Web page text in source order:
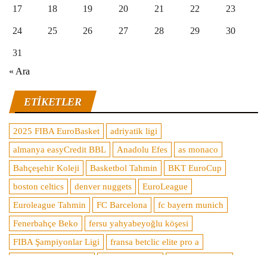
17 18 19 20 21 22 23
24 25 26 27 28 29 30
31
« Ara
ETIKETLER
2025 FIBA EuroBasket
adriyatik ligi
almanya easyCredit BBL
Anadolu Efes
as monaco
Bahçeşehir Koleji
Basketbol Tahmin
BKT EuroCup
boston celtics
denver nuggets
EuroLeague
Euroleague Tahmin
FC Barcelona
fc bayern munich
Fenerbahçe Beko
fersu yahyabeyoğlu köşesi
FIBA Şampiyonlar Ligi
fransa betclic elite pro a